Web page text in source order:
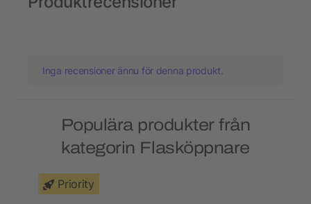
Inga recensioner ännu för denna produkt.
Populära produkter från
kategorin Flasköppnare
Priority